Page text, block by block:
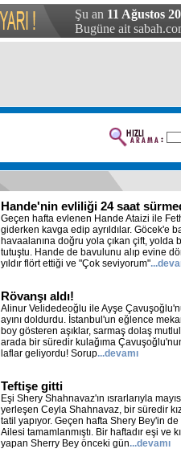
Şu an 11 Ağustos
Bugüne ait
Hande'nin evliliği 24 saat
Geçen hafta evlenen Hande Ataizi ile
giderken kavga edip ayrıldılar. Göcek'e
havaalanına doğru yola çıkan çift, yolda
tutuştu. Hande de bavulunu alıp evine
yıldır flört ettiği ve "Çok seviyorum"
Rövanşı aldı!
Alinur Velidedeoğlu ile Ayşe
ayını doldurdu. İstanbul'un eğlence
boy gösteren aşıklar, sarmaş dolaş
arada bir süredir kulağıma
laflar geliyordu! Sorup...devamı
Teftişe gitti
Eşi Shery Shahnavaz'ın ısrarlarıyla
yerleşen Ceyla Shahnavaz, bir süredir
tatil yapıyor. Geçen hafta Shery Bey'in
Ailesi tamamlanmıştı. Bir haftadır eşi ve
yapan Sherry Bey önceki gün...devamı